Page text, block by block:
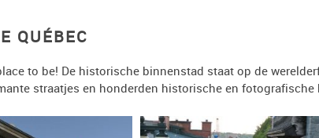
QUÉBEC
to be! De historische binnenstad staat op de
straatjes en honderden historische en fotografische